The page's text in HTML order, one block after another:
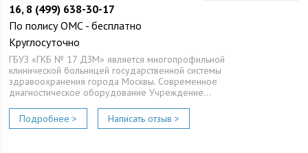
16, 8 (499) 638-30-17
По полису ОМС - бесплатно
Круглосуточно
ГБУЗ «ГКБ № 17 ДЗМ» является многопрофильной
клинической больницей государственной системы
здравоохранения города Москвы. Современное
диагностическое оборудование Учреждение…
Подробнее > Написать отзыв >